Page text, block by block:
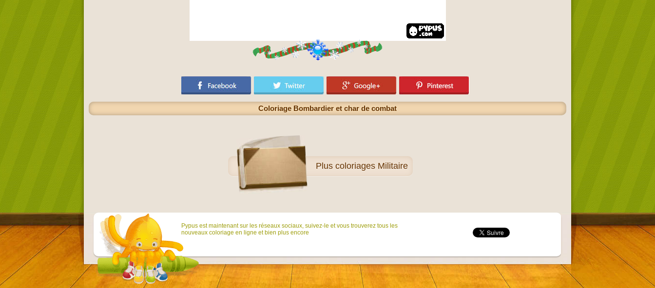
Coloriage Bombardier et char de combat
Plus coloriages Militaire
Pypus est maintenant sur ​​les réseaux sociaux, suivez-le et vous trouverez tous les
nouveaux coloriage en ligne et bien plus encore